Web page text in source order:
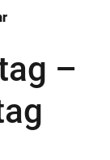
–